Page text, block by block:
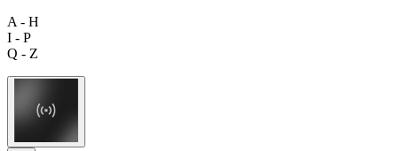
A - H
I - P
Q - Z